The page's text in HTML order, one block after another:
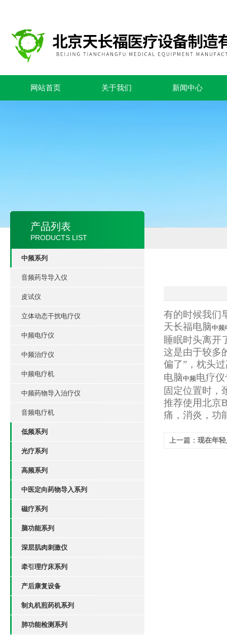
网站首页 关于我们 新闻中心
产品列表
PRODUCTS LIST
中频系列
音频药导导入仪
皮试仪
立体动态干扰电疗仪
中频电疗仪
中频治疗仪
中频电疗机
中频药物导入治疗仪
音频电疗机
低频系列
光疗系列
高频系列
中医定向药物导入系列
磁疗系列
脑功能系列
深层肌肉刺激仪
牵引理疗床系列
产后康复设备
制丸机煎药机系列
肺功能检测系列
有的时候我们
天长福电脑中频
睡眠时头离开
这是由于较多
偏了”， 枕头
电脑中频电疗
固 定位置时，
推荐使用北京
痛，消炎，功
上一篇： 现在年